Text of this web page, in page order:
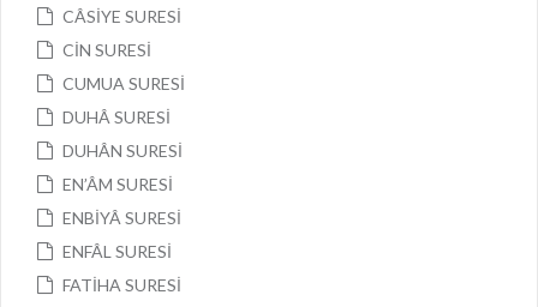
CÂSİYE SURESİ
CİN SURESİ
CUMUA SURESİ
DUHÂ SURESİ
DUHÂN SURESİ
EN’ÂM SURESİ
ENBİYÂ SURESİ
ENFÂL SURESİ
FATİHA SURESİ